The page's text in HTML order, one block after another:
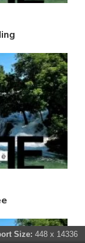
Size: 448 x 14336